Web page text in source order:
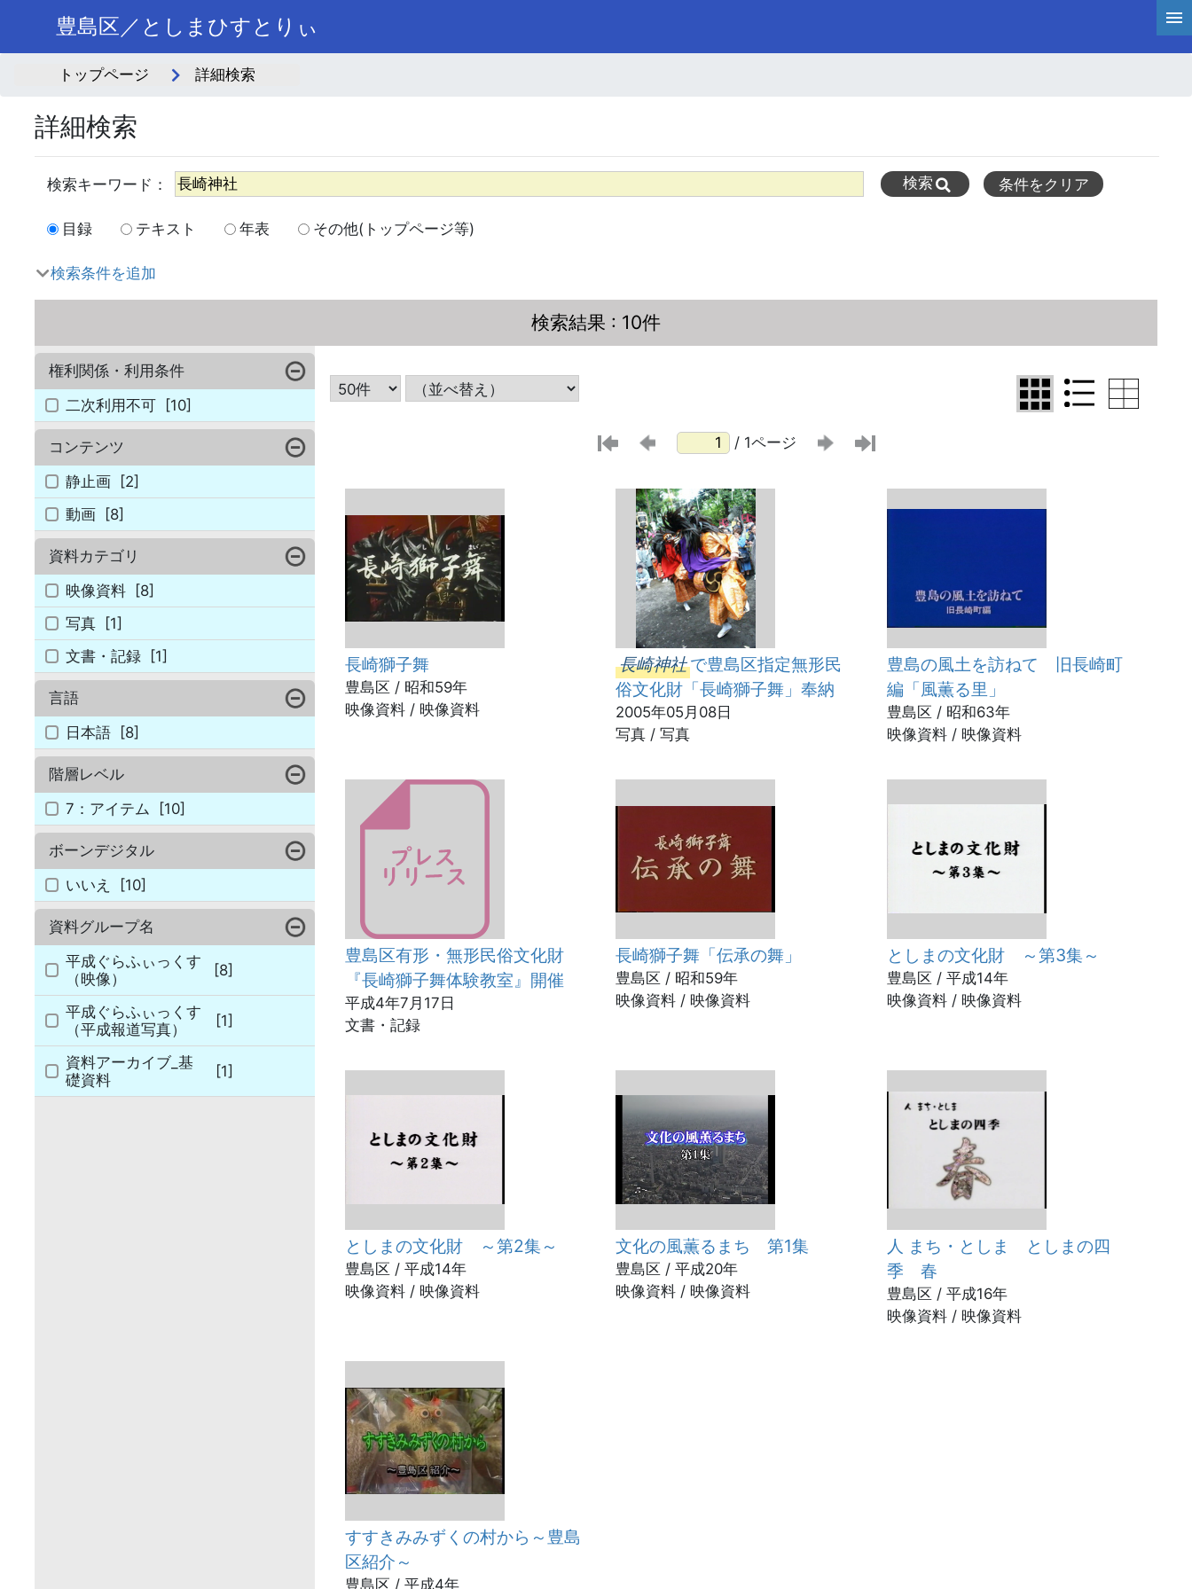
豊島区／としまひすとりぃ
トップページ 詳細検索
詳細検索
目録 テキスト 年表 その他(トップページ等)
検索条件を追加
検索結果 : 10件
権利関係・利用条件
二次利用不可 [10]
コンテンツ
静止画 [2]
動画 [8]
資料カテゴリ
映像資料 [8]
写真 [1]
文書・記録 [1]
言語
日本語 [8]
階層レベル
7：アイテム
[10]
ボーンデジタル
いいえ
[10]
資料グループ名
平成ぐらふぃっくす
（映像）
[8]
平成ぐらふぃっくす
（平成報道写真）
[1]
資料アーカイブ_基
礎資料
[1]
/ 1ページ
長崎獅子舞
豊島区 / 昭和59年
映像資料 / 映像資料
長崎神社で豊島区指定無形民
俗文化財「長崎獅子舞」奉納
2005年05月08日
写真 / 写真
豊島の風土を訪ねて 旧長崎町
編「風薫る里」
豊島区 / 昭和63年
映像資料 / 映像資料
豊島区有形・無形民俗文化財
『長崎獅子舞体験教室』開催
平成4年7月17日
文書・記録
長崎獅子舞「伝承の舞」
豊島区 / 昭和59年
映像資料 / 映像資料
としまの文化財 ～第3集～
豊島区 / 平成14年
映像資料 / 映像資料
としまの文化財 ～第2集～
豊島区 / 平成14年
映像資料 / 映像資料
文化の風薫るまち 第1集
豊島区 / 平成20年
映像資料 / 映像資料
人 まち・としま としまの四
季 春
豊島区 / 平成16年
映像資料 / 映像資料
すすきみみずくの村から～豊島
区紹介～
豊島区 / 平成4年